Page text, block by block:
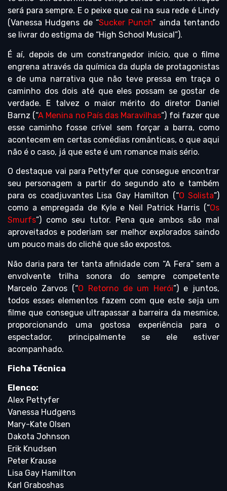
será para sempre. E o peixe que cai na sua rede é Lindy
(Vanessa Hudgens de “Sucker Punch” ainda tentando
se livrar do estigma de “High School Musical”).
É aí, depois de um constrangedor início, que o filme
engrena através da química da dupla de protagonistas
e de uma narrativa que não teve pressa em traça o
caminho dos dois até que eles possam se gostar de
verdade. E talvez o maior mérito do diretor Daniel
Barnz (“A Menina no País das Maravilhas“) foi fazer que
esse caminho fosse crível sem forçar a barra, como
acontecem em certas comédias românticas, o que aqui
não é o caso, já que este é um romance mais sério.
O destaque vai para Pettyfer que consegue encontrar
seu personagem a partir do segundo ato e também
para os coadjuvantes Lisa Gay Hamilton (“O Solista”)
como a empregada de Kyle e Neil Patrick Harris (“Os
Smurfs”) como seu tutor. Pena que ambos são mal
aproveitados e poderiam ser melhor explorados saindo
um pouco mais do clichê que são expostos.
Não daria para ter tanta afinidade com “A Fera” sem a
envolvente trilha sonora do sempre competente
Marcelo Zarvos (“O Retorno de um Herói”) e juntos,
todos esses elementos fazem com que este seja um
filme que consegue ultrapassar a barreira da mesmice,
proporcionando uma gostosa experiência para o
espectador, principalmente se ele estiver
acompanhado.
Ficha Técnica
Elenco:
Alex Pettyfer
Vanessa Hudgens
Mary-Kate Olsen
Dakota Johnson
Erik Knudsen
Peter Krause
Lisa Gay Hamilton
Karl Graboshas